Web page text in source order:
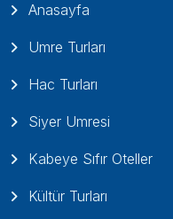
Anasayfa
Umre Turları
Hac Turları
Siyer Umresi
Kabeye Sıfır Oteller
Kültür Turları